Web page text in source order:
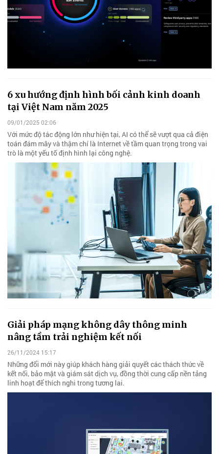
6 xu hướng định hình bối cảnh kinh doanh
tại Việt Nam năm 2025
09/01/2025 02:06
Với mức độ tác động lớn như hiện tại, AI có thể sẽ vượt qua cả điện
toán đám mây và thậm chí là Internet về tầm quan trọng trong vai
trò là một yếu tố định hình lại công nghệ.
Giải pháp mạng không dây thông minh
nâng tầm trải nghiệm kết nối
26/11/2024 15:17
Những đổi mới này giúp khách hàng giải quyết các thách thức về
kết nối, bảo mật và giám sát dịch vụ, đồng thời cung cấp nền tảng
linh hoạt để thích nghi trong tương lai.